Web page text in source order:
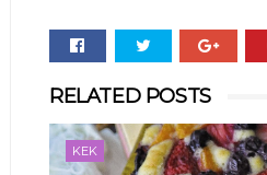
RELATED POSTS
KEK